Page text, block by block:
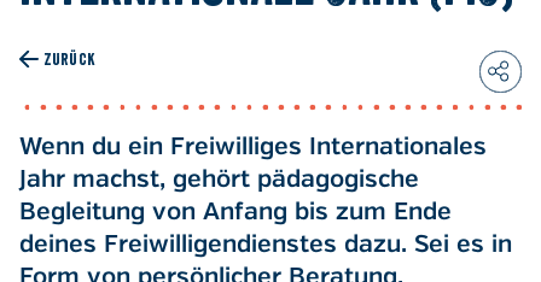
ZURÜCK
Wenn du ein Freiwilliges Internationales
Jahr machst, gehört pädagogische
Begleitung von Anfang bis zum Ende
deines Freiwilligendienstes dazu. Sei es in